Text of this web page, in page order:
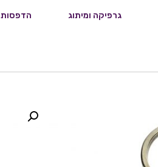
גרפיקה ומיתוג הדפסות